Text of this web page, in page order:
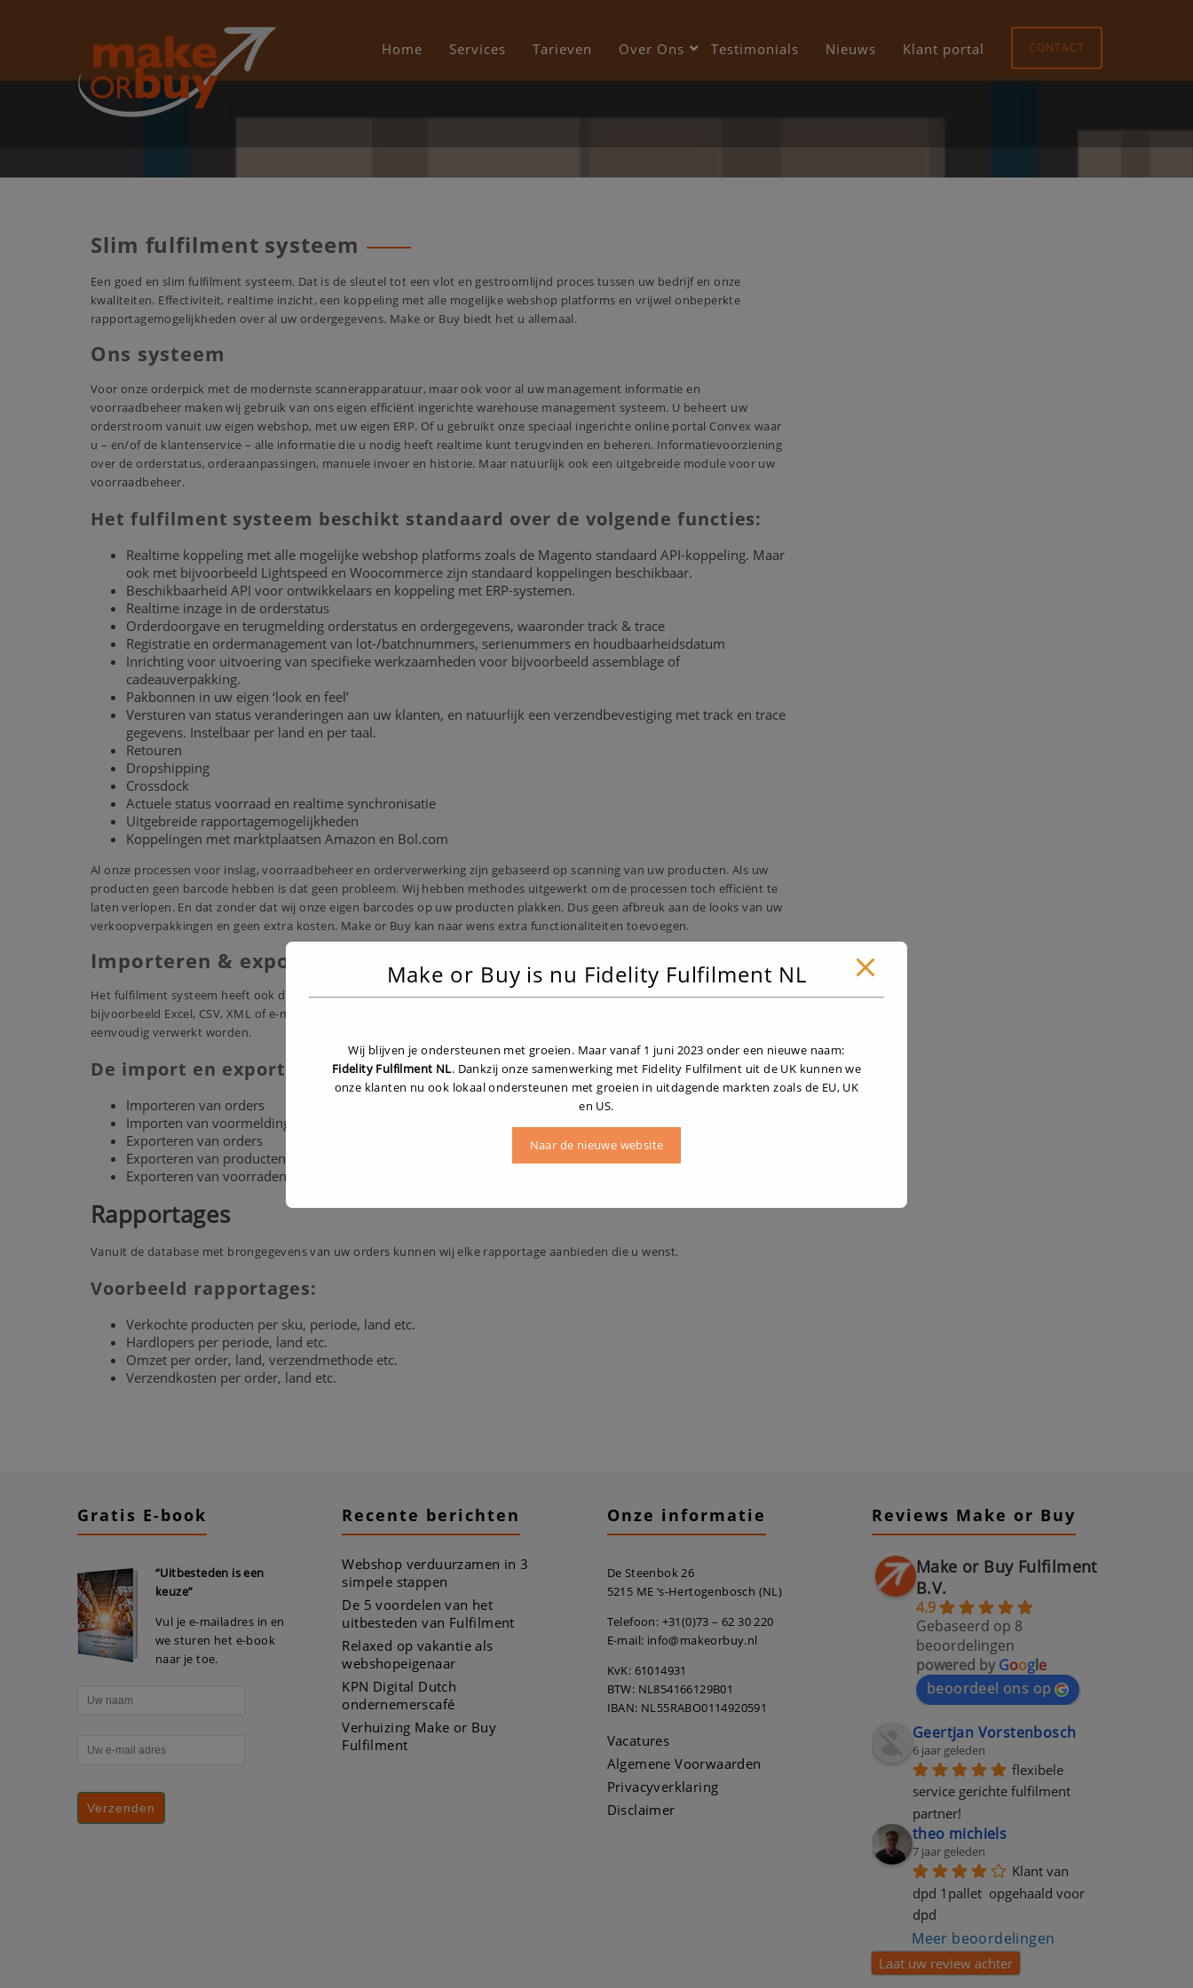
Home Services Tarieven Over Ons Testimonials Nieuws Klant portal CONTACT
Slim fulfilment systeem
Een goed en slim fulfilment systeem. Dat is de sleutel tot een vlot en gestroomlijnd proces tussen uw bedrijf en onze
kwaliteiten. Effectiviteit, realtime inzicht, een koppeling met alle mogelijke webshop platforms en vrijwel onbeperkte
rapportagemogelijkheden over al uw ordergegevens. Make or Buy biedt het u allemaal.
Ons systeem
Voor onze orderpick met de modernste scannerapparatuur, maar ook voor al uw management informatie en
voorraadbeheer maken wij gebruik van ons eigen efficiënt ingerichte warehouse management systeem. U beheert uw
orderstroom vanuit uw eigen webshop, met uw eigen ERP. Of u gebruikt onze speciaal ingerichte online portal Convex waar
u ­­­­­– en/of de klantenservice – alle informatie die u nodig heeft realtime kunt terugvinden en beheren. Informatievoorziening
over de orderstatus, orderaanpassingen, manuele invoer en historie. Maar natuurlijk ook een uitgebreide module voor uw
voorraadbeheer.
Het fulfilment systeem beschikt standaard over de volgende functies:
Realtime koppeling met alle mogelijke webshop platforms zoals de Magento standaard API-koppeling. Maar
ook met bijvoorbeeld Lightspeed en Woocommerce zijn standaard koppelingen beschikbaar.
Beschikbaarheid API voor ontwikkelaars en koppeling met ERP-systemen.
Realtime inzage in de orderstatus
Orderdoorgave en terugmelding orderstatus en ordergegevens, waaronder track & trace
Registratie en ordermanagement van lot-/batchnummers, serienummers en houdbaarheidsdatum
Inrichting voor uitvoering van specifieke werkzaamheden voor bijvoorbeeld assemblage of
cadeauverpakking.
Pakbonnen in uw eigen ‘look en feel’
Versturen van status veranderingen aan uw klanten, en natuurlijk een verzendbevestiging met track en trace
gegevens. Instelbaar per land en per taal.
Retouren
Dropshipping
Crossdock
Actuele status voorraad en realtime synchronisatie
Uitgebreide rapportagemogelijkheden
Koppelingen met marktplaatsen Amazon en Bol.com
Al onze processen voor inslag, voorraadbeheer en orderverwerking zijn gebaseerd op scanning van uw producten. Als uw
producten geen barcode hebben is dat geen probleem. Wij hebben methodes uitgewerkt om de processen toch efficiënt te
laten verlopen. En dat zonder dat wij onze eigen barcodes op uw producten plakken. Dus geen afbreuk aan de looks van uw
verkoopverpakkingen en geen extra kosten. Make or Buy kan naar wens extra functionaliteiten toevoegen.
Importeren & exporteren
Het fulfilment systeem heeft ook de beschikking over uitgebreide import en export functies. Door het gebruik van formats in
bijvoorbeeld Excel, CSV, XML of e-mail kunnen bulkacties, tijdelijke acties of orders van niet gekoppelde shops snel en
eenvoudig verwerkt worden.
De import en export functies:
Importeren van orders
Importen van voormeldingen
Exporteren van orders
Exporteren van producten
Exporteren van voorraden
Rapportages
Vanuit de database met brongegevens van uw orders kunnen wij elke rapportage aanbieden die u wenst.
Voorbeeld rapportages:
Verkochte producten per sku, periode, land etc.
Hardlopers per periode, land etc.
Omzet per order, land, verzendmethode etc.
Verzendkosten per order, land etc.
Gratis E-book
“Uitbesteden is een
keuze”
Vul je e-mailadres in en
we sturen het e-book
naar je toe.
Recente berichten
Webshop verduurzamen in 3
simpele stappen
De 5 voordelen van het
uitbesteden van Fulfilment
Relaxed op vakantie als
webshopeigenaar
KPN Digital Dutch
ondernemerscafé
Verhuizing Make or Buy
Fulfilment
Onze informatie
De Steenbok 26
5215 ME ‘s-Hertogenbosch (NL)
Telefoon: +31(0)73 – 62 30 220
E-mail: info@makeorbuy.nl
KvK: 61014931
BTW: NL854166129B01
IBAN: NL55RABO0114920591
Vacatures
Algemene Voorwaarden
Privacyverklaring
Disclaimer
Reviews Make or Buy
Make or Buy Fulfilment
B.V.
4.9
Gebaseerd op 8
beoordelingen
powered byGoogle
beoordeel ons op
Geertjan Vorstenbosch
6 jaar geleden
flexibele
service gerichte fulfilment
partner!
theo michiels
7 jaar geleden
Klant van
dpd 1pallet  opgehaald voor
dpd
Meer beoordelingen
Laat uw review achter
Make or Buy is nu Fidelity Fulfilment NL
Wij blijven je ondersteunen met groeien. Maar vanaf 1 juni 2023 onder een nieuwe naam:
Fidelity Fulfilment NL. Dankzij onze samenwerking met Fidelity Fulfilment uit de UK kunnen we
onze klanten nu ook lokaal ondersteunen met groeien in uitdagende markten zoals de EU, UK
en US.
Naar de nieuwe website
Dit zal sluiten in16seconden